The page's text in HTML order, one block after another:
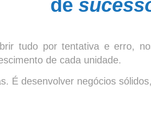
de
tudo por tentativa e erro,
de cada unidade.
É desenvolver negócios